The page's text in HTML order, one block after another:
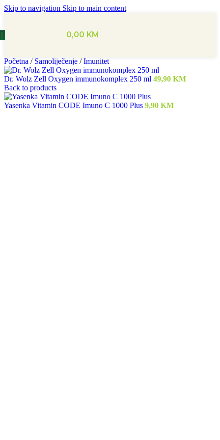
Skip to navigation Skip to main content
0,00 KM
Početna / Samoliječenje / Imunitet
Dr. Wolz Zell Oxygen immunokomplex 250 ml 49,90 KM
Back to products
Yasenka Vitamin CODE Imuno C 1000 Plus 9,90 KM